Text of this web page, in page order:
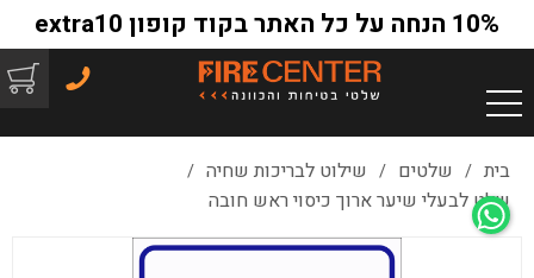
10% הנחה על כל האתר בקוד קופון extra10
בית / שלטים / שילוט לבריכות שחיה /
שלט לבעלי שיער ארוך כיסוי ראש חובה